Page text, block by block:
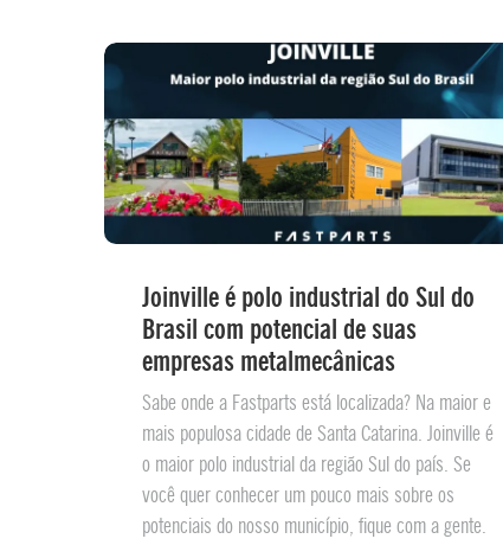
Joinville é polo industrial do Sul do
Brasil com potencial de suas
empresas metalmecânicas
Sabe onde a Fastparts está localizada? Na maior e
mais populosa cidade de Santa Catarina. Joinville é
o maior polo industrial da região Sul do país. Se
você quer conhecer um pouco mais sobre os
potenciais do nosso município, fique com a gente.